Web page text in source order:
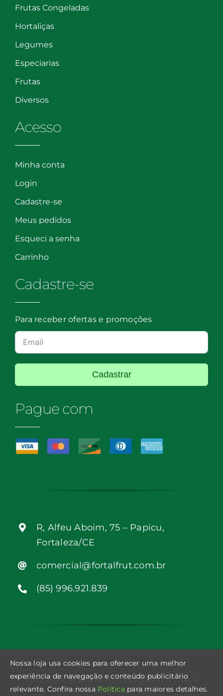
Frutas Congeladas
Hortaliças
Legumes
Especiarias
Frutas
Diversos
Acesso
Minha conta
Login
Cadastre-se
Meus pedidos
Esqueci a senha
Carrinho
Cadastre-se
Para receber ofertas e promoções
Cadastrar
Pague com
R, Alfeu Aboim, 75 – Papicu,
Fortaleza/CE
comercial@fortalfrut.com.br
(85) 996.921.839
Fortal Frut Comércio de Hortigrutigranjeiros LTDA ©
Todos os direitos reservados.
Nossa loja usa cookies para oferecer uma melhor
experiência de navegação e conteúdo publicitário
relevante. Confira nossa Política para maiores detalhes.